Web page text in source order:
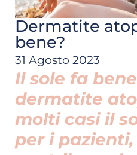
Dermatite
bene?
31 Agosto 2023
Il sole fa
dermatite
molti casi il
per i pazienti,